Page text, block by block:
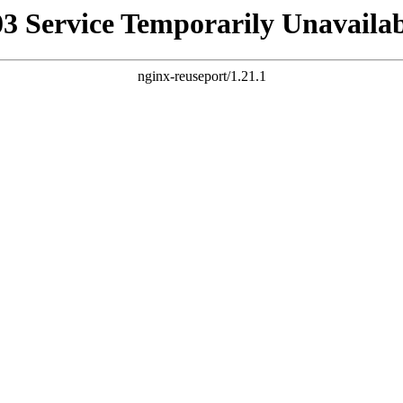
Service Temporarily
nginx-reuseport/1.21.1